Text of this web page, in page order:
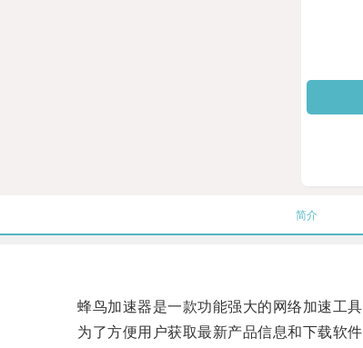
简介
蜂鸟加速器是一款功能强大的网络加速工具
为了方便用户获取最新产品信息和下载软件